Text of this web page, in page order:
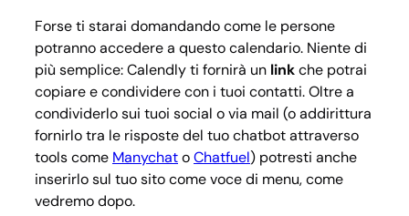
Forse ti starai domandando come le persone
potranno accedere a questo calendario. Niente di
più semplice: Calendly ti fornirà un linkche potrai
copiare e condividere con i tuoi contatti. Oltre a
condividerlo sui tuoi social o via mail (o addirittura
fornirlo tra le risposte del tuo chatbot attraverso
tools come ManychatoChatfuel) potresti anche
inserirlo sul tuo sito come voce di menu, come
vedremo dopo.